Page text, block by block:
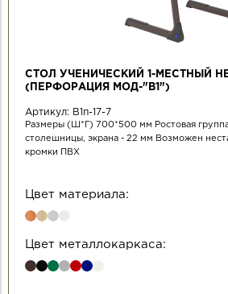
СТОЛ УЧЕНИЧЕСКИЙ 1-МЕСТНЫЙ
(ПЕРФОРАЦИЯ МОД-"В1")
Артикул: В1п-17-7
Размеры (Ш*Г) 700*500 мм Ростовая
столешницы, экрана - 22 мм Возможен
кромки ПВХ
Цвет материала:
Цвет металлокаркаса: